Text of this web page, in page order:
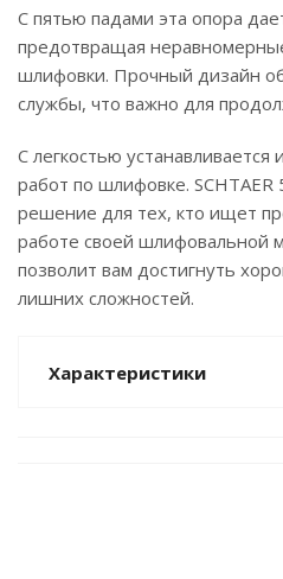
С пятью падами эта опора
предотвращая
шлифовки. Прочный дизайн
службы, что важно для
С легкостью
работ по шлифовке.
решение для тех, кто ищет
работе своей шлифовальной
позволит вам достигнуть
лишних сложностей.
Характеристики